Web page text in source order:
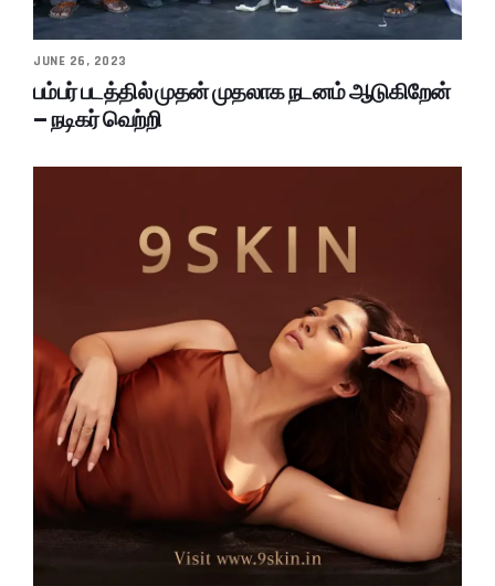
JUNE 26, 2023
பம்பர் படத்தில் முதன் முதலாக நடனம் ஆடுகிறேன்
– நடிகர் வெற்றி